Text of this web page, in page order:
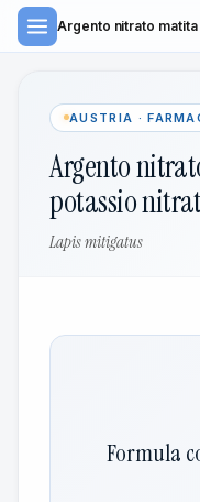
Argento nitrato matita
AUSTRIA ·
Argento
potassio
Lapis mitigatus
Formula